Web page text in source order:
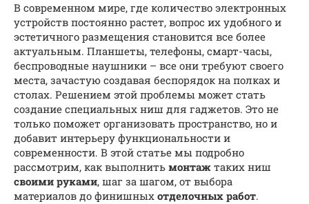
В современном мире, где количество электронных
устройств постоянно растет, вопрос их удобного и
эстетичного размещения становится все более
актуальным. Планшеты, телефоны, смарт-часы,
беспроводные наушники – все они требуют своего
места, зачастую создавая беспорядок на полках и
столах. Решением этой проблемы может стать
создание специальных ниш для гаджетов. Это не
только поможет организовать пространство, но и
добавит интерьеру функциональности и
современности. В этой статье мы подробно
рассмотрим, как выполнить монтаж таких ниш
своими руками, шаг за шагом, от выбора
материалов до финишных отделочных работ.